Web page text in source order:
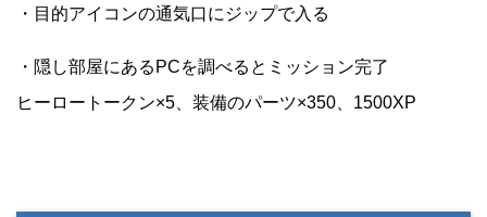
・目的アイコンの通気口にジップで入る
・隠し部屋にあるPCを調べるとミッション完了
ヒーロートークン×5、装備のパーツ×350、1500XP